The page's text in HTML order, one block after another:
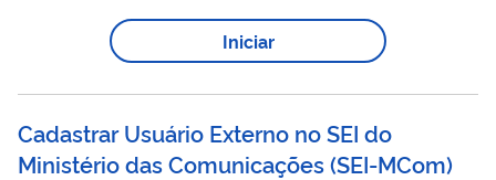
de televisão, ancilar ao serviço de radiodifusão de sons e
imagens (RTV), que já obtiveram a consignação do canal
dar continuidade às transmissões do canal...
Iniciar
Cadastrar Usuário Externo no SEI do
Ministério das Comunicações(SEI-MCom)